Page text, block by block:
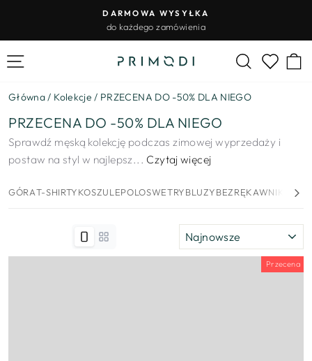
treści
Wstrzymywanie
slajdów
DARMOWA WYSYŁKA
do każdego zamówienia
Nawigacja na stronie
Szukaj
Lista
Główna/ Kolekcje / PRZECENA DO -50% DLA NIEGO
PRZECENA DO -50% DLA NIEGO
Sprawdź męską kolekcję podczas zimowej wyprzedaży i
postaw na styl w najlepsz... Czytaj więcej
GÓRAT-SHIRTYKOSZULEPOLOSWETRYBLUZYBEZRĘKAWNIKI
SORTUJ
Przecena